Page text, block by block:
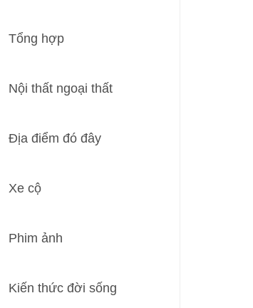
Tổng hợp
Nội thất ngoại thất
Địa điểm đó đây
Xe cộ
Phim ảnh
Kiến thức đời sống